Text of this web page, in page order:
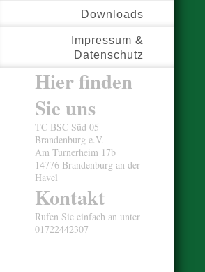
Downloads
Impressum &
Datenschutz
Hier finden
Sie uns
TC BSC Süd 05
Brandenburg e.V.
Am Turnerheim 17b
14776 Brandenburg an der
Havel
Kontakt
Rufen Sie einfach an unter
01722442307